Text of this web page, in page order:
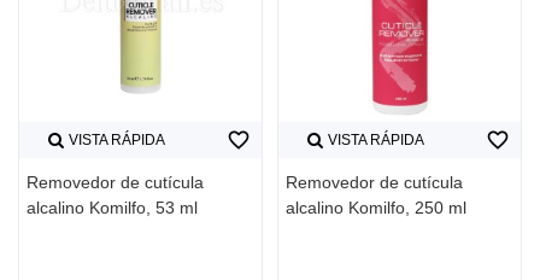
VISTA RÁPIDA
Removedor de cutícula
alcalino Komilfo, 53 ml
favorite_border VISTA RÁPIDA
Removedor de cutícula
alcalino Komilfo, 250 ml
favorite_border